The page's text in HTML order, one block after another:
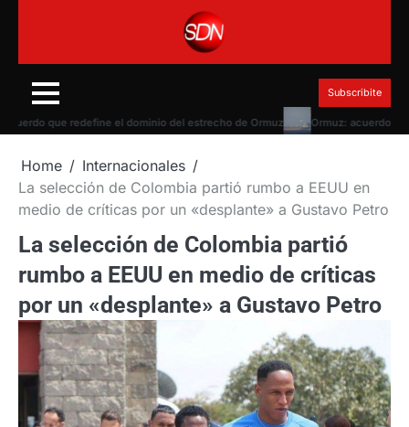
Subscribite
que redefine el dominio del estrecho de Ormuz Ormuz: acuerdo con
Home
Internacionales
La selección de Colombia partió rumbo a EEUU en
medio de críticas por un «desplante» a Gustavo Petro
La selección de Colombia partió
rumbo a EEUU en medio de críticas
por un «desplante» a Gustavo Petro